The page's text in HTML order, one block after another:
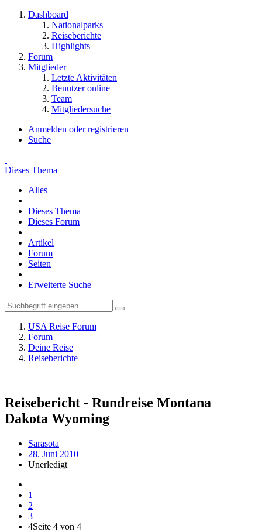
Dashboard
Nationalparks
Reiseberichte
Highlights
Forum
Mitglieder
Letzte Aktivitäten
Benutzer online
Team
Mitgliedersuche
Anmelden oder registrieren
Suche
Dieses Thema
Alles
Dieses Thema
Dieses Forum
Artikel
Forum
Seiten
Erweiterte Suche
USA Reise Forum
Forum
Deine Reise
Reiseberichte
Reisebericht - Rundreise Montana
Dakota Wyoming
Sarasota
28. Juni 2010
Unerledigt
1
2
3
4Seite 4 von 4